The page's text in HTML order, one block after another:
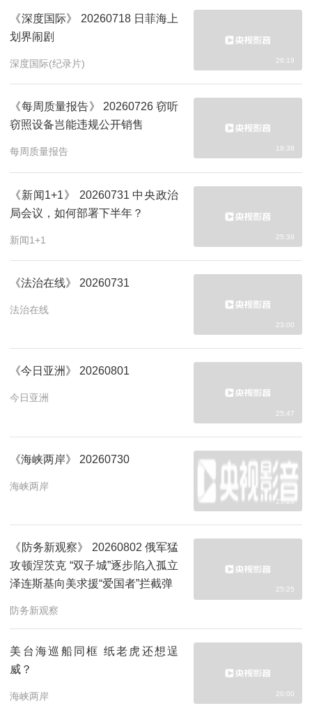
《深度国际》 20260718 日菲海上
划界闹剧
深度国际(纪录片) 26:19
《每周质量报告》 20260726 窃听
窃照设备岂能违规公开销售
每周质量报告 19:39
《新闻1+1》 20260731 中央政治
局会议，如何部署下半年？
新闻1+1 25:39
《法治在线》 20260731
法治在线
23:00
《今日亚洲》 20260801
今日亚洲
25:47
《海峡两岸》 20260730
海峡两岸
25:23
《防务新观察》 20260802 俄军猛
攻顿涅茨克 “双子城”逐步陷入孤立
泽连斯基向美求援“爱国者”拦截弹
防务新观察
25:25
美台海巡船同框 纸老虎还想逞
威？
海峡两岸 20:00